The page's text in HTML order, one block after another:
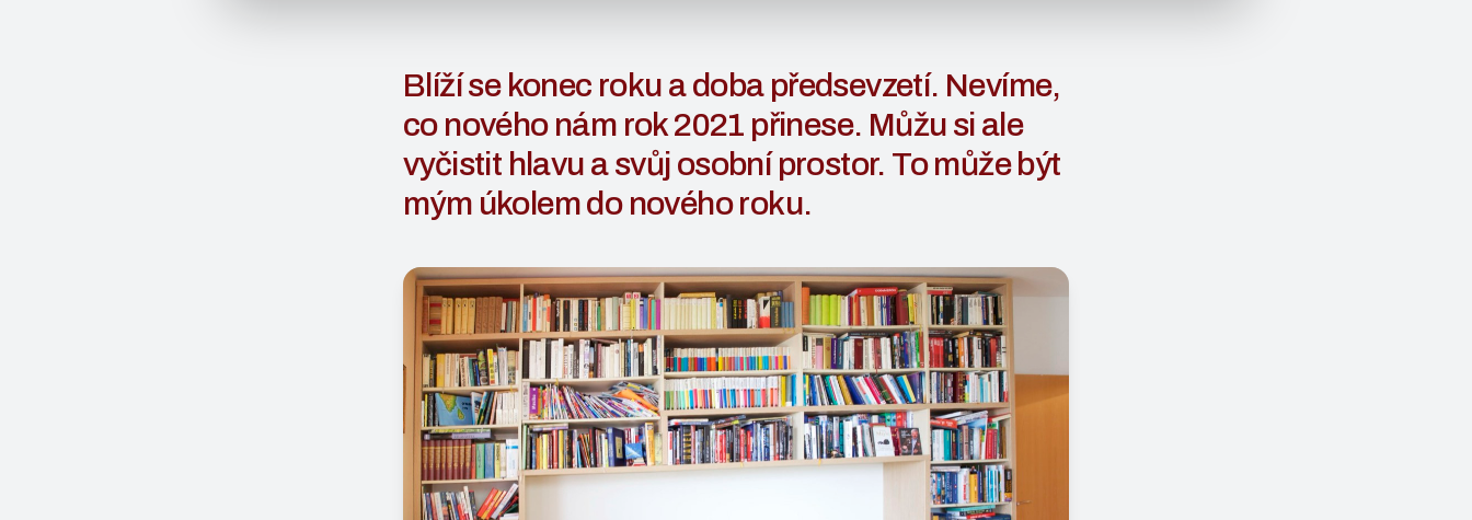
Blíží se konec roku a doba předsevzetí. Nevíme,
co nového nám rok 2021 přinese. Můžu si ale
vyčistit hlavu a svůj osobní prostor. To může být
mým úkolem do nového roku.